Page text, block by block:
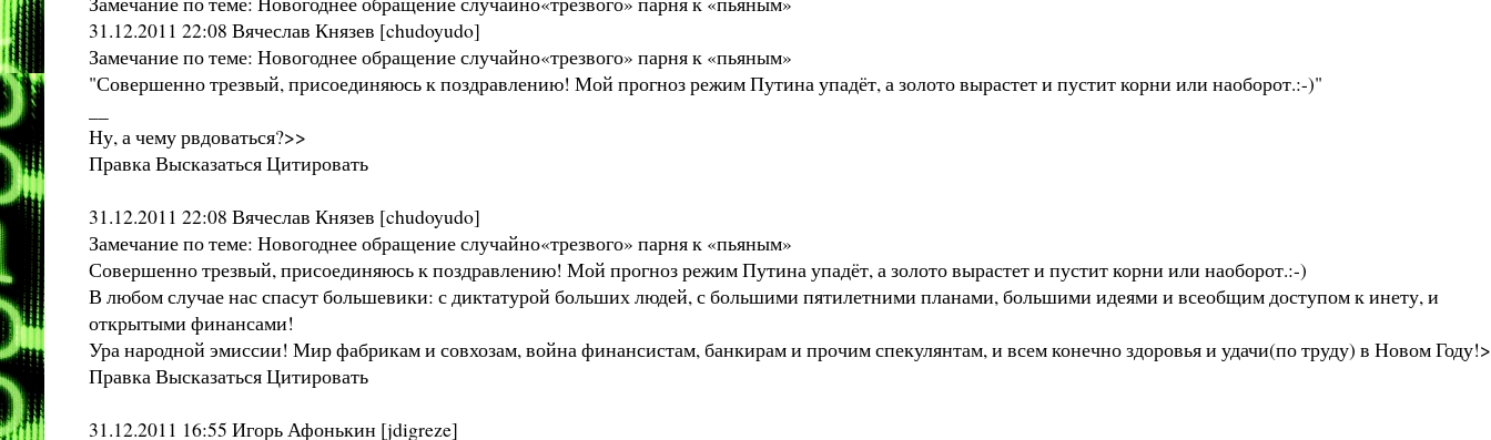
31.12.2011 22:08 Вячеслав Князев [chudoyudo]
Замечание по теме: Новогоднее обращение случайно«трезвого» парня к «пьяным»
"Совершенно трезвый, присоединяюсь к поздравлению! Мой прогноз режим Путина упадёт, а золото вырастет и пустит корни или наоборот.:-)"
Ну, а чему рвдоваться?>>
Правка Высказаться Цитировать
31.12.2011 22:08 Вячеслав Князев [chudoyudo]
Замечание по теме: Новогоднее обращение случайно«трезвого» парня к «пьяным»
Совершенно трезвый, присоединяюсь к поздравлению! Мой прогноз режим Путина упадёт, а золото вырастет и пустит корни или наоборот.:-)
В любом случае нас спасут большевики: с диктатурой больших людей, с большими пятилетними планами, большими идеями и всеобщим доступом к инету, и
открытыми финансами!
Ура народной эмиссии! Мир фабрикам и совхозам, война финансистам, банкирам и прочим спекулянтам, и всем конечно здоровья и удачи(по труду) в Новом
Правка Высказаться Цитировать
31.12.2011 16:55 Игорь Афонькин [jdigreze]